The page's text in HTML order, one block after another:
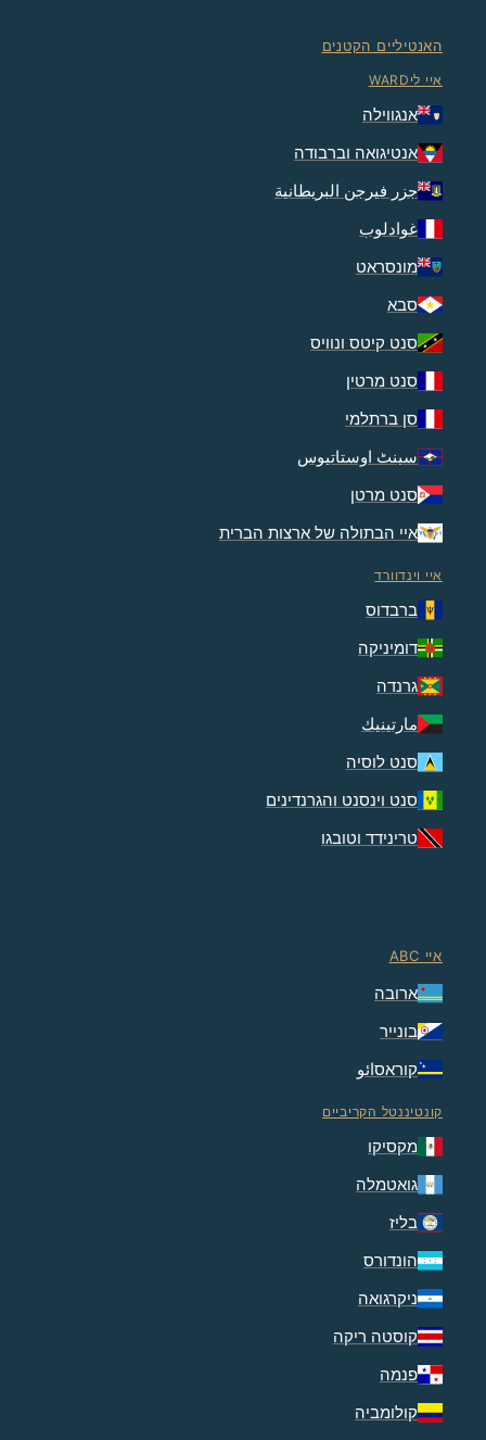
האנטיליים הקטנים
איי ליWARD
אנגווילה
אנטיגואה וברבודה
جزر فيرجن البريطانية
غوادلوب
מונסראט
סבא
סנט קיטס ונוויס
סנט מרטין
סן ברתלמי
سینٹ اوستاتیوس
סנט מרטן
איי הבתולה של ארצות הברית
איי וינדוורד
ברבדוס
דומיניקה
גרנדה
مارتينيك
סנט לוסיה
סנט וינסנט והגרנדינים
טרינידד וטובגו
איי ABC
ארובה
בונייר
קוראסائو
קונטיננטל הקריביים
מקסיקו
גואטמלה
בליז
הונדורס
ניקרגואה
קוסטה ריקה
פנמה
קולומביה